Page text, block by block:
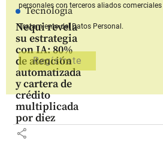
Tecnología
Nequi revela
su estrategia
con IA: 80%
de atención
automatizada
y cartera de
crédito
multiplicada
por diez
share
personales con terceros aliados comerciales
Tratamiento del Datos Personal.